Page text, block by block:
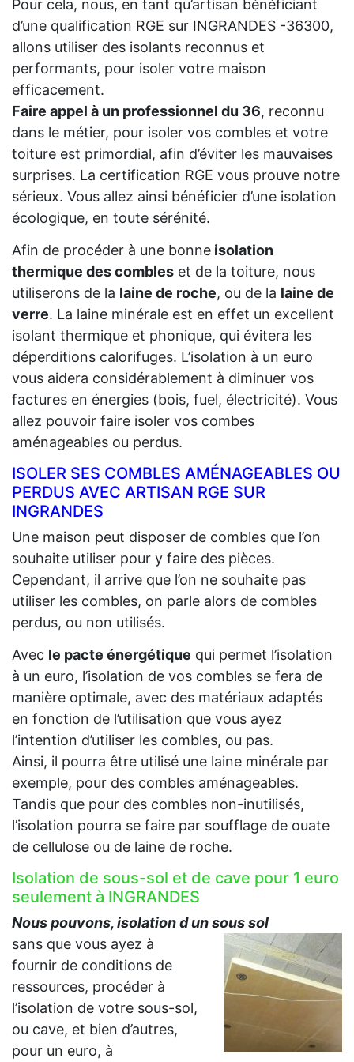
Pour cela, nous, en tant qu’artisan bénéficiant
d’une qualification RGE sur INGRANDES -36300,
allons utiliser des isolants reconnus et
performants, pour isoler votre maison
efficacement.
Faire appel à un professionnel du 36, reconnu
dans le métier, pour isoler vos combles et votre
toiture est primordial, afin d’éviter les mauvaises
surprises. La certification RGE vous prouve notre
sérieux. Vous allez ainsi bénéficier d’une isolation
écologique, en toute sérénité.
Afin de procéder à une bonne isolation
thermique des combles et de la toiture, nous
utiliserons de la laine de roche, ou de la laine de
verre. La laine minérale est en effet un excellent
isolant thermique et phonique, qui évitera les
déperditions calorifuges. L’isolation à un euro
vous aidera considérablement à diminuer vos
factures en énergies (bois, fuel, électricité). Vous
allez pouvoir faire isoler vos combes
aménageables ou perdus.
ISOLER SES COMBLES AMÉNAGEABLES OU
PERDUS AVEC ARTISAN RGE SUR
INGRANDES
Une maison peut disposer de combles que l’on
souhaite utiliser pour y faire des pièces.
Cependant, il arrive que l’on ne souhaite pas
utiliser les combles, on parle alors de combles
perdus, ou non utilisés.
Avec le pacte énergétique qui permet l’isolation
à un euro, l’isolation de vos combles se fera de
manière optimale, avec des matériaux adaptés
en fonction de l’utilisation que vous ayez
l’intention d’utiliser les combles, ou pas.
Ainsi, il pourra être utilisé une laine minérale par
exemple, pour des combles aménageables.
Tandis que pour des combles non-inutilisés,
l’isolation pourra se faire par soufflage de ouate
de cellulose ou de laine de roche.
Isolation de sous-sol et de cave pour 1 euro
seulement à INGRANDES
Nous pouvons, isolation d un sous sol
sans que vous ayez à
fournir de conditions de
ressources, procéder à
l’isolation de votre sous-sol,
ou cave, et bien d’autres,
pour un euro, à